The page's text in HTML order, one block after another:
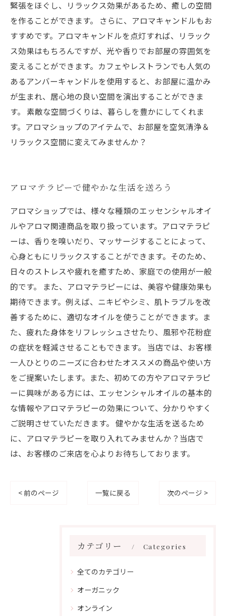
緊張をほぐし、リラックス効果があるため、癒しの空間
を作ることができます。 さらに、アロマキャンドルもお
すすめです。アロマキャンドルを点灯すれば、リラック
ス効果はもちろんですが、光や香りでお部屋の雰囲気を
変えることができます。カフェやレストランでも人気の
あるアンバーキャンドルを使用すると、お部屋に温かみ
が生まれ、居心地の良い空間を演出することができま
す。 素敵な空間づくりは、暮らしを豊かにしてくれま
す。アロマショップのアイテムで、お部屋を空気清浄＆
リラックス空間に変えてみませんか？
アロマテラピーで健やかな生活を送ろう
アロマショップでは、様々な種類のエッセンシャルオイ
ルやアロマ関連商品を取り扱っています。アロマテラピ
ーは、香りを嗅いだり、マッサージすることによって、
心身ともにリラックスすることができます。そのため、
日々のストレスや疲れを癒すため、家庭での使用が一般
的です。 また、アロマテラピーには、美容や健康効果も
期待できます。例えば、ニキビやシミ、肌トラブルを改
善するために、適切なオイルを使うことができます。ま
た、疲れた身体をリフレッシュさせたり、風邪や花粉症
の症状を軽減させることもできます。 当店では、お客様
一人ひとりのニーズに合わせたオススメの商品や使い方
をご提案いたします。また、初めての方やアロマテラピ
ーに興味がある方には、エッセンシャルオイルの基本的
な情報やアロマテラピーの効果について、分かりやすく
ご説明させていただきます。 健やかな生活を送るため
に、アロマテラピーを取り入れてみませんか？当店で
は、お客様のご来店を心よりお待ちしております。
< 前のページ 一覧に戻る 次のページ >
カテゴリー Categories
全てのカテゴリー
オーガニック
オンライン